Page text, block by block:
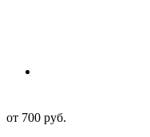
от 700 руб.